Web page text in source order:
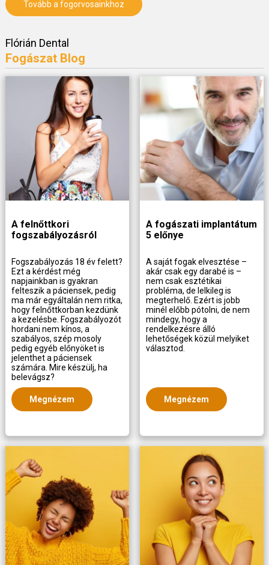
Tovább a fogorvosainkhoz
Flórián Dental
Fogászat Blog
A felnőttkori
fogszabályozásról
Fogszabályozás 18 év felett?
Ezt a kérdést még
napjainkban is gyakran
felteszik a páciensek, pedig
ma már egyáltalán nem ritka,
hogy felnőttkorban kezdünk
a kezelésbe. Fogszabályozót
hordani nem kínos, a
szabályos, szép mosoly
pedig egyéb előnyöket is
jelenthet a páciensek
számára. Mire készülj, ha
belevágsz?
Megnézem
A fogászati implantátum
5 előnye
A saját fogak elvesztése –
akár csak egy darabé is –
nem csak esztétikai
probléma, de lelkileg is
megterhelő. Ezért is jobb
minél előbb pótolni, de nem
mindegy, hogy a
rendelkezésre álló
lehetőségek közül melyiket
választod.
Megnézem